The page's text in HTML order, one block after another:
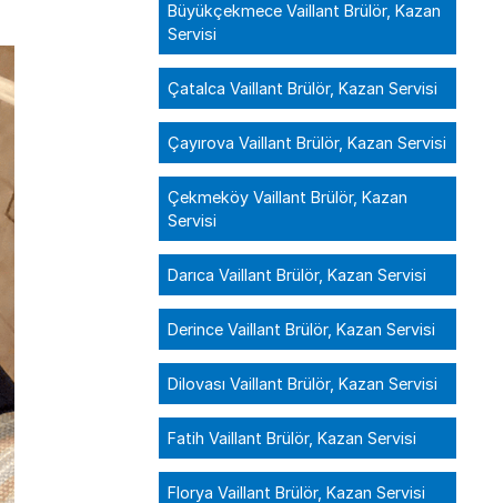
Büyükçekmece Vaillant Brülör, Kazan
Servisi
Çatalca Vaillant Brülör, Kazan Servisi
Çayırova Vaillant Brülör, Kazan Servisi
Çekmeköy Vaillant Brülör, Kazan
Servisi
Darıca Vaillant Brülör, Kazan Servisi
Derince Vaillant Brülör, Kazan Servisi
Dilovası Vaillant Brülör, Kazan Servisi
Fatih Vaillant Brülör, Kazan Servisi
Florya Vaillant Brülör, Kazan Servisi